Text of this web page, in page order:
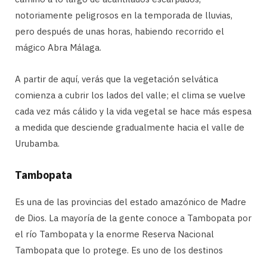
notoriamente peligrosos en la temporada de lluvias,
pero después de unas horas, habiendo recorrido el
mágico Abra Málaga.
A partir de aquí, verás que la vegetación selvática
comienza a cubrir los lados del valle; el clima se vuelve
cada vez más cálido y la vida vegetal se hace más espesa
a medida que desciende gradualmente hacia el valle de
Urubamba.
Tambopata
Es una de las provincias del estado amazónico de Madre
de Dios. La mayoría de la gente conoce a Tambopata por
el río Tambopata y la enorme Reserva Nacional
Tambopata que lo protege. Es uno de los destinos